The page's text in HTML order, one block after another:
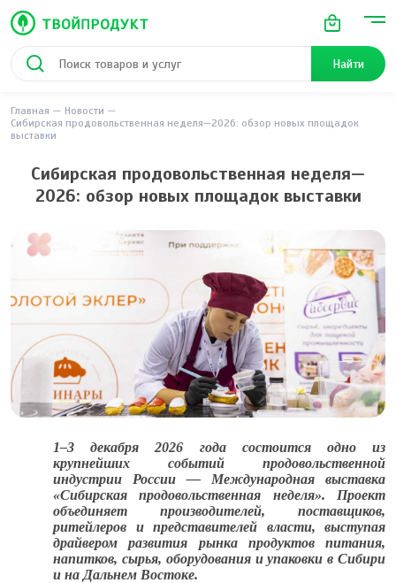
Найти
Главная
Новости
Сибирская продовольственная неделя—2026: обзор новых площадок
выставки
Сибирская продовольственная неделя—
2026: обзор новых площадок выставки
1–3 декабря 2026 года состоится одно из
крупнейших событий продовольственной
индустрии России — Международная выставка
«Сибирская продовольственная неделя». Проект
объединяет производителей, поставщиков,
ритейлеров и представителей власти, выступая
драйвером развития рынка продуктов питания,
напитков, сырья, оборудования и упаковки в Сибири
и на Дальнем Востоке.